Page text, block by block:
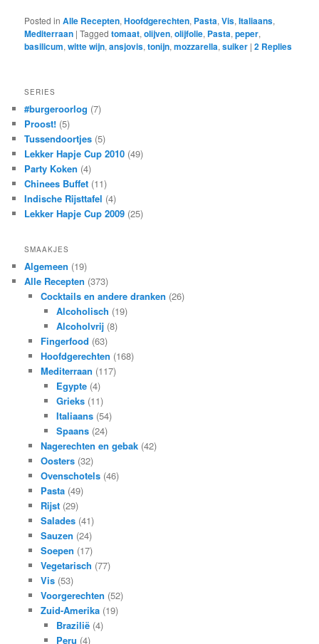
Posted in Alle Recepten,Hoofdgerechten, Pasta,Vis,Italiaans,
Mediterraan |Tagged tomaat,olijven,olijfolie, Pasta,peper,
basilicum,witte wijn,ansjovis,tonijn,mozzarella,suiker |2 Replies
SERIES
#burgeroorlog (7)
Proost! (5)
Tussendoortjes (5)
Lekker Hapje Cup 2010 (49)
Party Koken (4)
Chinees Buffet (11)
Indische Rijsttafel (4)
Lekker Hapje Cup 2009 (25)
SMAAKJES
Algemeen (19)
Alle Recepten (373)
Cocktails en andere dranken (26)
Alcoholisch (19)
Alcoholvrij (8)
Fingerfood (63)
Hoofdgerechten (168)
Mediterraan (117)
Egypte (4)
Grieks (11)
Italiaans (54)
Spaans (24)
Nagerechten en gebak(42)
Oosters(32)
Ovenschotels(46)
Pasta(49)
Rijst(29)
Salades(41)
Sauzen (24)
Soepen (17)
Vegetarisch (77)
Vis(53)
Voorgerechten (52)
Zuid-Amerika(19)
Brazilië (4)
Peru (4)